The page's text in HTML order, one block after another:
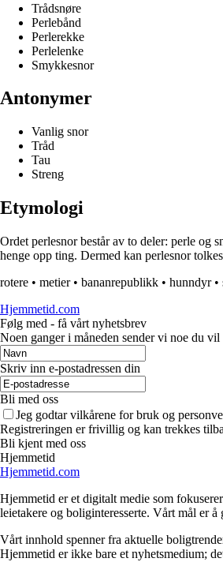
Trådsnøre
Perlebånd
Perlerekke
Perlelenke
Smykkesnor
Antonymer
Vanlig snor
Tråd
Tau
Streng
Etymologi
Ordet perlesnor består av to deler: perle og
henge opp ting. Dermed kan perlesnor
rotere • metier• bananrepublikk • hunndyr•
Hjemmetid.com
Følg med - få vårt nyhetsbrev
Noen ganger i måneden sender vi noe du vil
Skriv inn e-postadressen din
Bli med oss
Jeg godtar vilkårene for bruk og
Registreringen er frivillig og kan trekkes
Bli kjent med oss
Hjemmetid
Hjemmetid.com
Hjemmetid er et digitalt medie som
leietakere og boliginteresserte. Vårt mål er
Vårt innhold spenner fra aktuelle
Hjemmetid er ikke bare et nyhetsmedium;